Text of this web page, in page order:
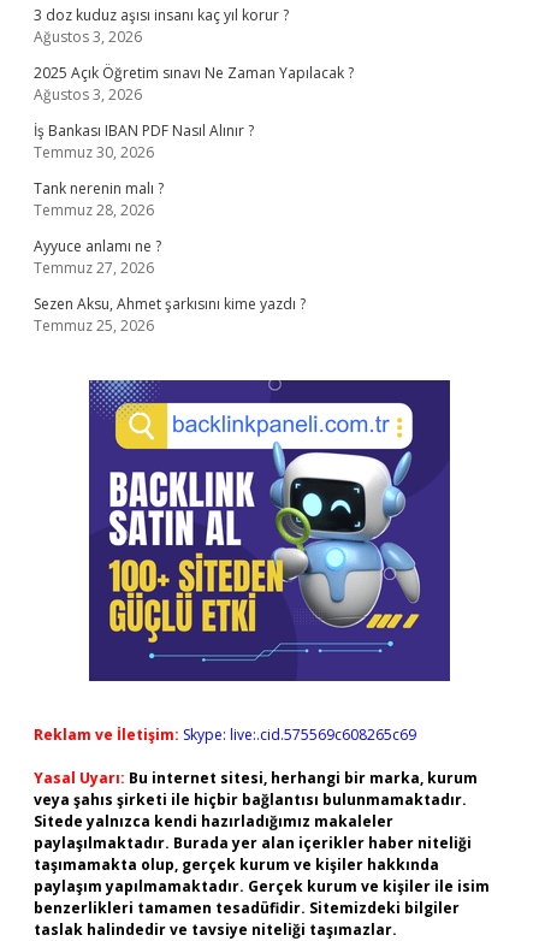
3 doz kuduz aşısı insanı kaç yıl korur ?
Ağustos 3, 2026
2025 Açık Öğretim sınavı Ne Zaman Yapılacak ?
Ağustos 3, 2026
İş Bankası IBAN PDF Nasıl Alınır ?
Temmuz 30, 2026
Tank nerenin malı ?
Temmuz 28, 2026
Ayyuce anlamı ne ?
Temmuz 27, 2026
Sezen Aksu, Ahmet şarkısını kime yazdı ?
Temmuz 25, 2026
Reklam ve İletişim: Skype: live:.cid.575569c608265c69
Yasal Uyarı: Bu internet sitesi, herhangi bir marka, kurum
veya şahıs şirketi ile hiçbir bağlantısı bulunmamaktadır.
Sitede yalnızca kendi hazırladığımız makaleler
paylaşılmaktadır. Burada yer alan içerikler haber niteliği
taşımamakta olup, gerçek kurum ve kişiler hakkında
paylaşım yapılmamaktadır. Gerçek kurum ve kişiler ile isim
benzerlikleri tamamen tesadüfidir. Sitemizdeki bilgiler
taslak halindedir ve tavsiye niteliği taşımazlar.